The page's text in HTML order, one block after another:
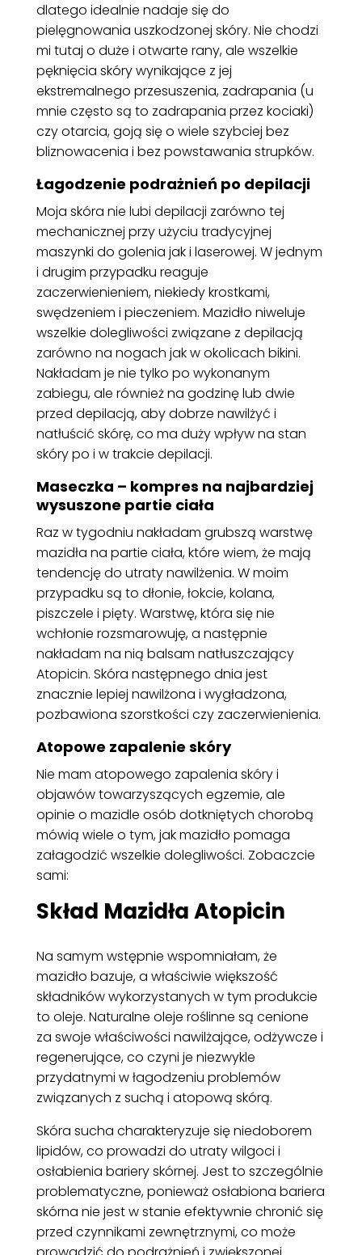
dlatego idealnie nadaje się do
pielęgnowania uszkodzonej skóry. Nie chodzi
mi tutaj o duże i otwarte rany, ale wszelkie
pęknięcia skóry wynikające z jej
ekstremalnego przesuszenia, zadrapania (u
mnie często są to zadrapania przez kociaki)
czy otarcia, goją się o wiele szybciej bez
bliznowacenia i bez powstawania strupków.
Łagodzenie podrażnień po depilacji
Moja skóra nie lubi depilacji zarówno tej
mechanicznej przy użyciu tradycyjnej
maszynki do golenia jak i laserowej. W jednym
i drugim przypadku reaguje
zaczerwienieniem, niekiedy krostkami,
swędzeniem i pieczeniem. Mazidło niweluje
wszelkie dolegliwości związane z depilacją
zarówno na nogach jak w okolicach bikini.
Nakładam je nie tylko po wykonanym
zabiegu, ale również na godzinę lub dwie
przed depilacją, aby dobrze nawilżyć i
natłuścić skórę, co ma duży wpływ na stan
skóry po i w trakcie depilacji.
Maseczka – kompres na najbardziej
wysuszone partie ciała
Raz w tygodniu nakładam grubszą warstwę
mazidła na partie ciała, które wiem, że mają
tendencję do utraty nawilżenia. W moim
przypadku są to dłonie, łokcie, kolana,
piszczele i pięty. Warstwę, która się nie
wchłonie rozsmarowuję, a następnie
nakładam na nią balsam natłuszczający
Atopicin. Skóra następnego dnia jest
znacznie lepiej nawilżona i wygładzona,
pozbawiona szorstkości czy zaczerwienienia.
Atopowe zapalenie skóry
Nie mam atopowego zapalenia skóry i
objawów towarzyszących egzemie, ale
opinie o mazidle osób dotkniętych chorobą
mówią wiele o tym, jak mazidło pomaga
załagodzić wszelkie dolegliwości. Zobaczcie
sami:
Skład Mazidła Atopicin
Na samym wstępnie wspomniałam, że
mazidło bazuje, a właściwie większość
składników wykorzystanych w tym produkcie
to oleje. Naturalne oleje roślinne są cenione
za swoje właściwości nawilżające, odżywcze i
regenerujące, co czyni je niezwykle
przydatnymi w łagodzeniu problemów
związanych z suchą i atopową skórą.
Skóra sucha charakteryzuje się niedoborem
lipidów, co prowadzi do utraty wilgoci i
osłabienia bariery skórnej. Jest to szczególnie
problematyczne, ponieważ osłabiona bariera
skórna nie jest w stanie efektywnie chronić się
przed czynnikami zewnętrznymi, co może